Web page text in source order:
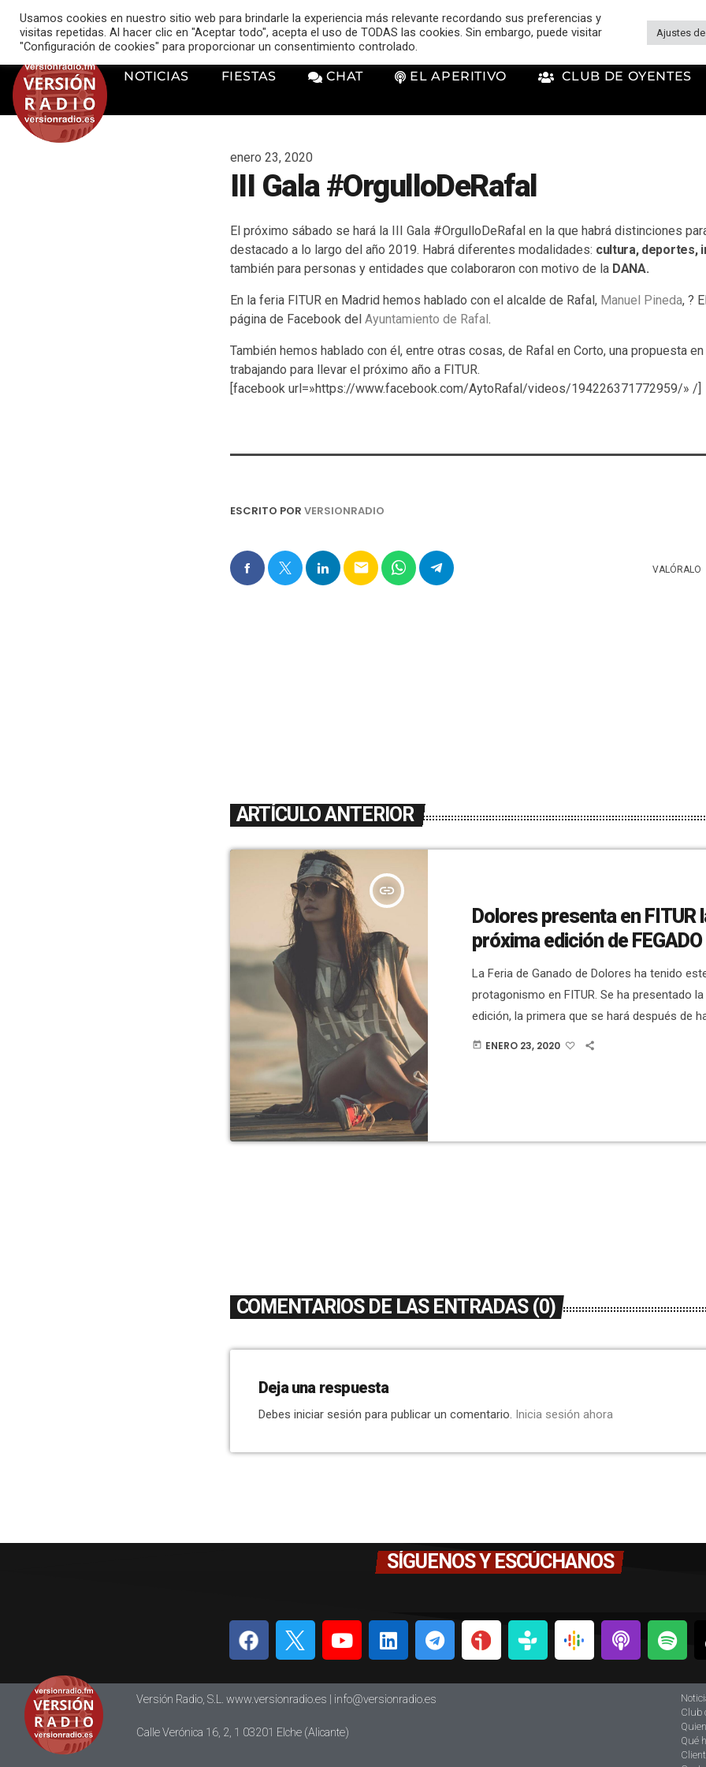
music_note VERSIÓN RADIO
NOTICIAS FIESTAS CHAT EL APERITIVO CLUB DE OYENTES
enero 23, 2020
III Gala #OrgulloDeRafal
El próximo sábado se hará la III Gala #OrgulloDeRafal en la que habrá distinciones
destacado a lo largo del año 2019. Habrá diferentes modalidades: cultura, deportes,
también para personas y entidades que colaboraron con motivo de la DANA.
En la feria FITUR en Madrid hemos hablado con el alcalde de Rafal, Manuel Pineda, ?
página de Facebook del Ayuntamiento de Rafal.
También hemos hablado con él, entre otras cosas, de Rafal en Corto, una propuesta
trabajando para llevar el próximo año a FITUR.
[facebook url=»https://www.facebook.com/AytoRafal/videos/194226371772959/» /]
ESCRITO POR VERSIONRADIO
email VALÓRALO
ARTÍCULO ANTERIOR
insert_link
Dolores presenta en FITUR
próxima edición de FEGADO
La Feria de Ganado de Dolores ha tenido
protagonismo en FITUR. Se ha presentado
edición, la primera que se hará después de
distinción como Fiesta de Interés Turístico
598889435034/" /]
today ENERO 23, 2020
COMENTARIOS DE LAS ENTRADAS (0)
Deja una respuesta
Debes iniciar sesión para publicar un comentario. Inicia sesión ahora
SÍGUENOS Y ESCÚCHANOS
Versión Radio, S.L. www.versionradio.es | info@versionradio.es
Calle Verónica 16, 2, 1 03201 Elche (Alicante)
Club
Qué
Usamos cookies en nuestro sitio web para brindarle la experiencia más relevante recordando sus preferencias y
visitas repetidas. Al hacer clic en "Aceptar todo", acepta el uso de TODAS las cookies. Sin embargo, puede visitar
"Configuración de cookies" para proporcionar un consentimiento controlado.
Ajustes